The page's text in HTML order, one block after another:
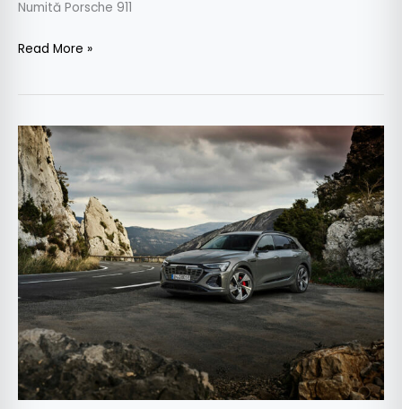
Numită Porsche 911
Read More »
Acestea
sunt
noile
Audi
Q8
e-
tron
și
Q8
Sportback
e-
tron